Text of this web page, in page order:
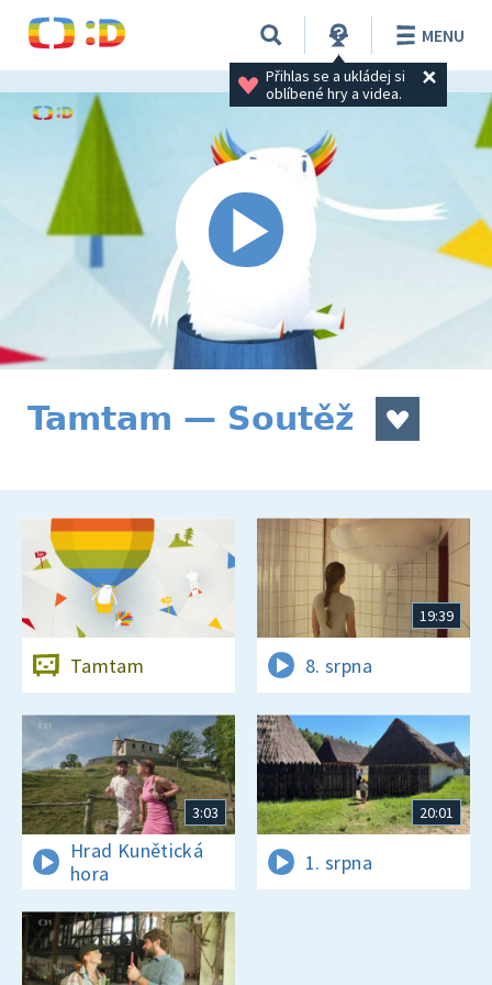
Přihlas se a ukládej si
oblíbené hry a videa.
MENU
Tamtam — Soutěž
Tamtam
19:39
8. srpna
3:03
Hrad Kunětická
hora
20:01
1. srpna